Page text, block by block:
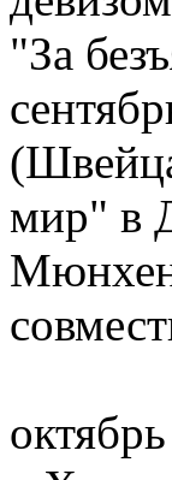
"За
мир" в